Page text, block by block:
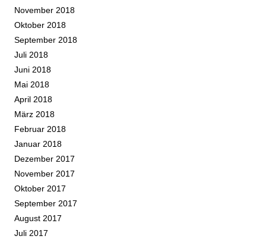
November 2018
Oktober 2018
September 2018
Juli 2018
Juni 2018
Mai 2018
April 2018
März 2018
Februar 2018
Januar 2018
Dezember 2017
November 2017
Oktober 2017
September 2017
August 2017
Juli 2017